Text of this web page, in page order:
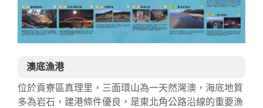
澳底漁港
位於貢寮區真理里，三面環山為一天然灣澳，海底地質
多為岩石，建港條件優良，是東北角公路沿線的重要漁